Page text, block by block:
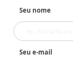
Seu nome
Seu e-mail